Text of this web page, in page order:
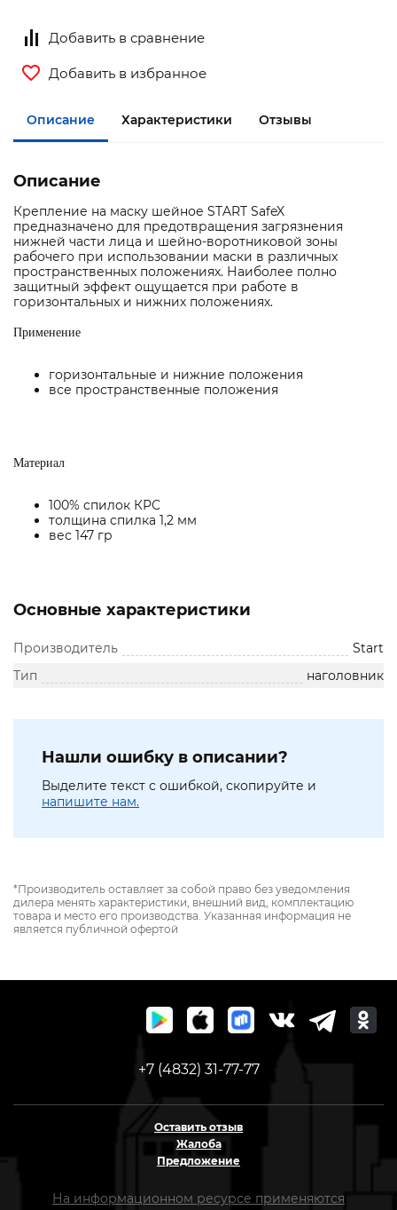
Добавить в сравнение
Добавить в избранное
Описание Характеристики Отзывы
Описание
Крепление на маску шейное START SafeX
предназначено для предотвращения загрязнения
нижней части лица и шейно-воротниковой зоны
рабочего при использовании маски в различных
пространственных положениях. Наиболее полно
защитный эффект ощущается при работе в
горизонтальных и нижних положениях.
Применение
горизонтальные и нижние положения
все пространственные положения
Материал
100% спилок КРС
толщина спилка 1,2 мм
вес 147 гр
Основные характеристики
Производитель
Start
Тип
наголовник
Нашли ошибку в описании?
Выделите текст с ошибкой, скопируйте и
напишите нам.
*Производитель оставляет за собой право без уведомления
дилера менять характеристики, внешний вид, комплектацию
товара и место его производства. Указанная информация не
является публичной офертой
+7 (4832) 31-77-77
Оставить отзыв
Жалоба
Предложение
На информационном ресурсе применяются